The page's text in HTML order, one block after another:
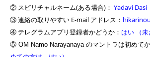
② スピリチャルネーム(ある場合)： Yadavi Dasi
③ 連絡の取りやすい E-mail アドレス：
④ テレグラムアプリ登録者かどうか： はい （未
⑤ OM Namo Narayanaya のマントラは初めてか